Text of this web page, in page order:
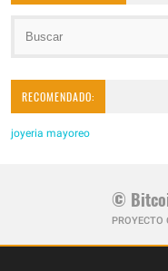
RECOMENDADO:
joyeria mayoreo
©
PROYECTO